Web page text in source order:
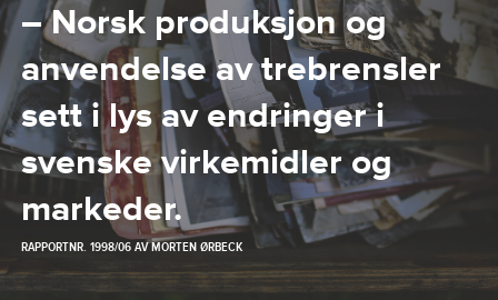
– Norsk produksjon og
anvendelse av trebrensler
sett i lys av endringer i
svenske virkemidler og
markeder.
RAPPORTNR. 1998/06 AVMORTEN ØRBECK